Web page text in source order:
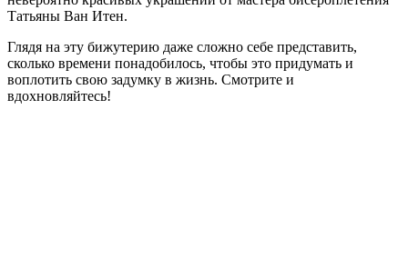
Татьяны Ван Итен.
Глядя на эту бижутерию даже сложно себе представить,
сколько времени понадобилось, чтобы это придумать и
воплотить свою задумку в жизнь. Смотрите и
вдохновляйтесь!